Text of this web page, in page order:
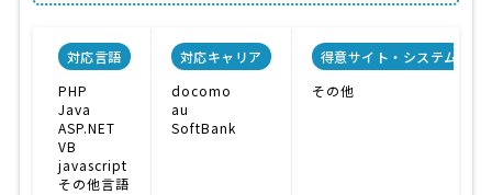
対応言語
PHP
Java
ASP.NET
VB
javascript
その他言語
対応キャリア
docomo
au
SoftBank
得意サイト・システム
その他